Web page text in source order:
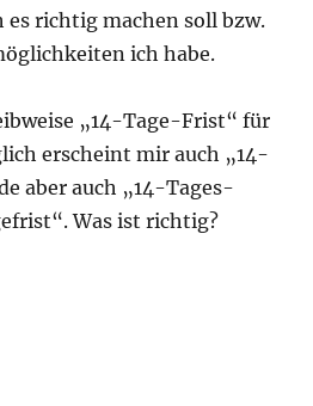
es richtig machen soll bzw.
ich habe.
„14-Tage-Frist“ für
erscheint mir auch „14-
aber auch „14-Tages-
Was ist richtig?